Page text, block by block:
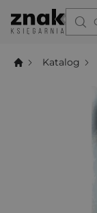
Katalog